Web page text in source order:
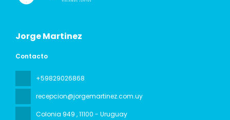
Jorge Martinez
Contacto
+59829026868
recepcion@jorgemartinez.com.uy
Colonia 949 , 11100 - Uruguay